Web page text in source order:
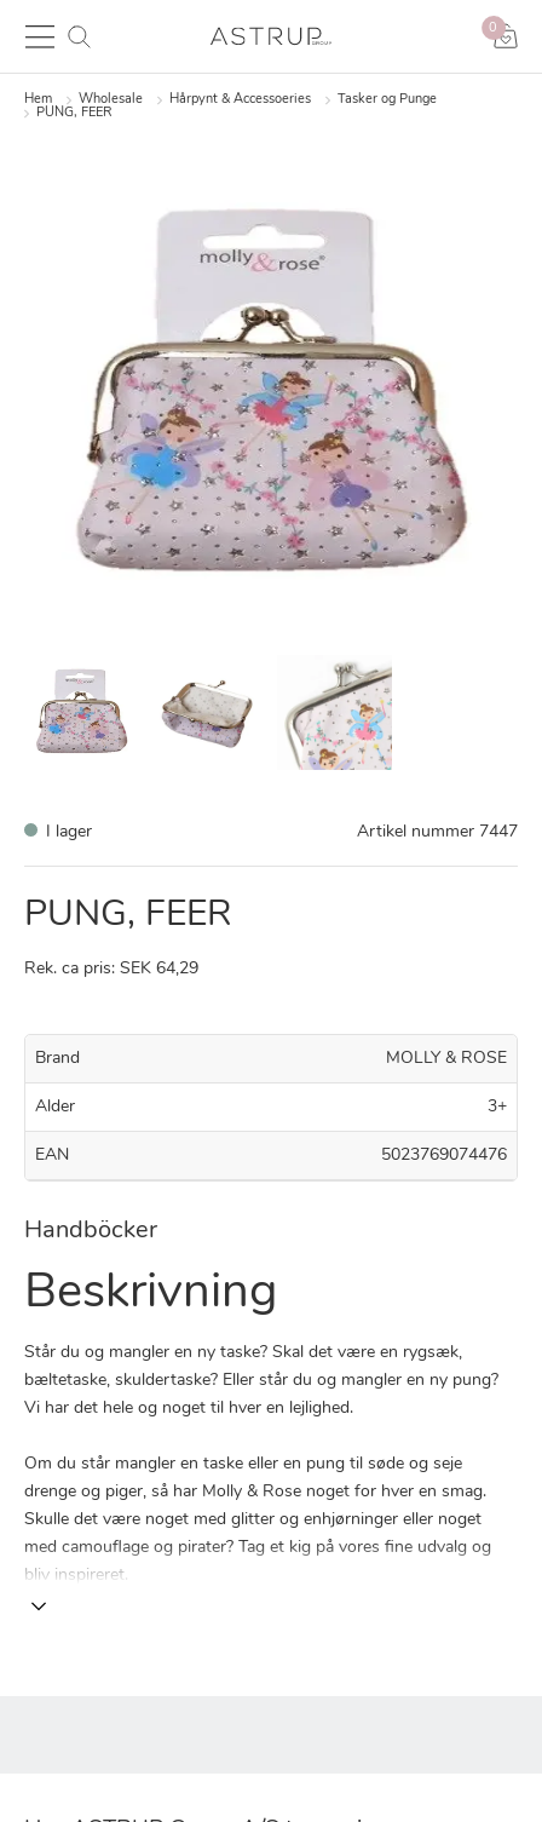
0
Hem Wholesale Hårpynt & Accessoeries
Tasker og Punge
PUNG, FEER
I lager Artikel nummer 7447
PUNG, FEER
Rek. ca pris: SEK 64,29
Brand MOLLY & ROSE
Alder 3+
EAN 5023769074476
Handböcker
Beskrivning
Står du og mangler en ny taske? Skal det være en rygsæk,
bæltetaske, skuldertaske? Eller står du og mangler en ny pung?
Vi har det hele og noget til hver en lejlighed.
Om du står mangler en taske eller en pung til søde og seje
drenge og piger, så har Molly & Rose noget for hver en smag.
Skulle det være noget med glitter og enhjørninger eller noget
med camouflage og pirater? Tag et kig på vores fine udvalg og
bliv inspireret.